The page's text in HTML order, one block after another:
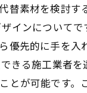
素材を検討
ンについてで
先的に手を
る施工業者
が可能です